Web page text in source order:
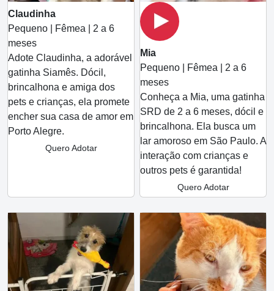
Claudinha
Pequeno | Fêmea | 2 a 6
meses
Adote Claudinha, a adorável
gatinha Siamês. Dócil,
brincalhona e amiga dos
pets e crianças, ela promete
encher sua casa de amor em
Porto Alegre.
Quero Adotar
Mia
Pequeno | Fêmea | 2 a 6
meses
Conheça a Mia, uma gatinha
SRD de 2 a 6 meses, dócil e
brincalhona. Ela busca um
lar amoroso em São Paulo. A
interação com crianças e
outros pets é garantida!
Quero Adotar